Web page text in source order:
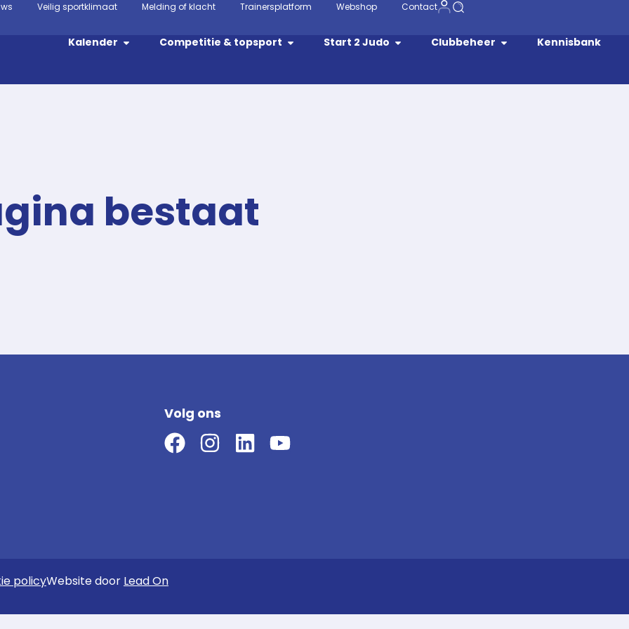
Veilig sportklimaat Melding of klacht Trainersplatform Webshop Contact
Kalender Competitie & topsport Start 2 Judo Clubbeheer Kennisbank
bestaat
Volg ons
policyWebsite door Lead On